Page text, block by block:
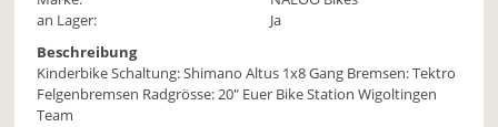
an Lager:
Ja
Beschreibung
Kinderbike Schaltung: Shimano Altus 1x8 Gang Bremsen: Tektro
Felgenbremsen Radgrösse: 20" Euer Bike Station Wigoltingen
Team